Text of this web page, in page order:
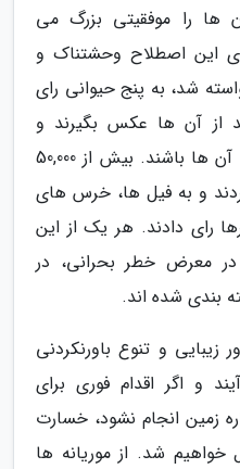
ها را موفقیتی بزرگ می
این اصطلاح وحشتناک و
شد، به پنج حیوانی رای
از آن ها عکس بگیرند و
همین طور در عکس ها شاهد آن ها باشند. بیش از 50,000
و به فیل ها، خرس های
رای دادند. هر یک از این
در معرض خطر بحرانی، در
بندی شده اند.
و تنوع باورنکردنی
و اگر اقدام فوری برای
انجام نشود، خسارت
خواهیم شد. از موریانه ها